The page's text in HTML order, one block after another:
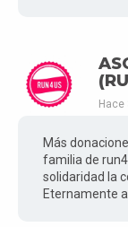
Hace
Más
familia de
solidaridad la
Eternamente